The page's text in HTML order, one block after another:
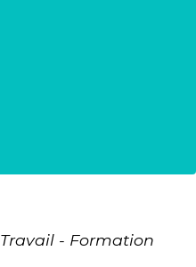
Travail - Formation